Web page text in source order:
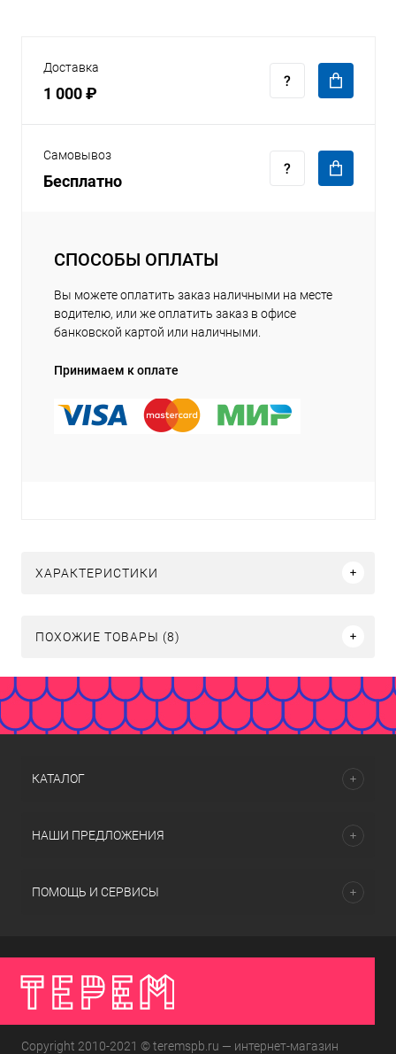
Доставка
1 000 ₽
Самовывоз
Бесплатно
СПОСОБЫ ОПЛАТЫ
Вы можете оплатить заказ наличными на месте
водителю, или же оплатить заказ в офисе
банковской картой или наличными.
Принимаем к оплате
ХАРАКТЕРИСТИКИ
ПОХОЖИЕ ТОВАРЫ (8)
КАТАЛОГ
НАШИ ПРЕДЛОЖЕНИЯ
ПОМОЩЬ И СЕРВИСЫ
Copyright 2010-2021 © teremspb.ru — интернет-магазин